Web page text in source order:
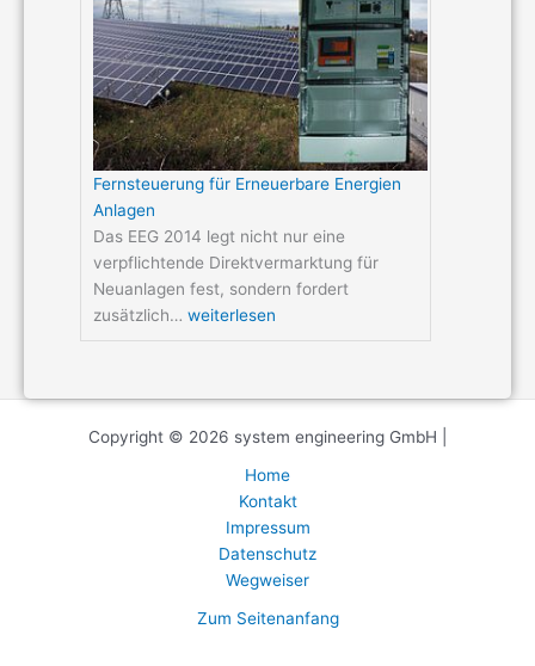
Fernsteuerung für Erneuerbare Energien
Anlagen
Das EEG 2014 legt nicht nur eine
verpflichtende Direktvermarktung für
Neuanlagen fest, sondern fordert
zusätzlich…weiterlesen
Copyright © 2026 system engineering GmbH |
Home
Kontakt
Impressum
Datenschutz
Wegweiser
Zum Seitenanfang